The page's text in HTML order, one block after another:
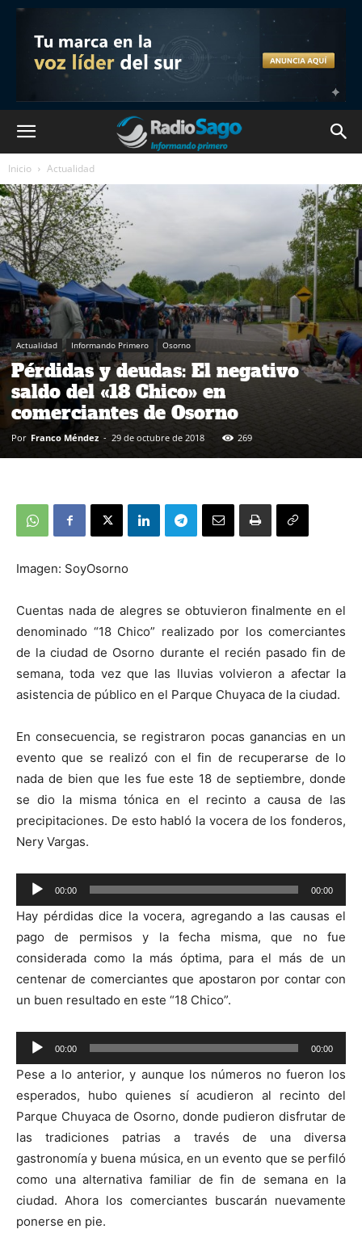
Inicio Actualidad
Actualidad Informando Primero Osorno
Pérdidas y deudas: El negativo
saldo del «18 Chico» en
comerciantes de Osorno
Por Franco Méndez - 29 de octubre de 2018 269
Imagen: SoyOsorno
Cuentas nada de alegres se obtuvieron finalmente en el
denominado “18 Chico” realizado por los comerciantes
de la ciudad de Osorno durante el recién pasado fin de
semana, toda vez que las lluvias volvieron a afectar la
asistencia de público en el Parque Chuyaca de la ciudad.
En consecuencia, se registraron pocas ganancias en un
evento que se realizó con el fin de recuperarse de lo
nada de bien que les fue este 18 de septiembre, donde
se dio la misma tónica en el recinto a causa de las
precipitaciones. De esto habló la vocera de los fonderos,
Nery Vargas.
Reproductor
de
audio
00:00 00:00
Hay pérdidas dice la vocera, agregando a las causas el
pago de permisos y la fecha misma, que no fue
considerada como la más óptima, para el más de un
centenar de comerciantes que apostaron por contar con
un buen resultado en este “18 Chico”.
Reproductor
de
audio
00:00 00:00
Pese a lo anterior, y aunque los números no fueron los
esperados, hubo quienes sí acudieron al recinto del
Parque Chuyaca de Osorno, donde pudieron disfrutar de
las tradiciones patrias a través de una diversa
gastronomía y buena música, en un evento que se perfiló
como una alternativa familiar de fin de semana en la
ciudad. Ahora los comerciantes buscarán nuevamente
ponerse en pie.